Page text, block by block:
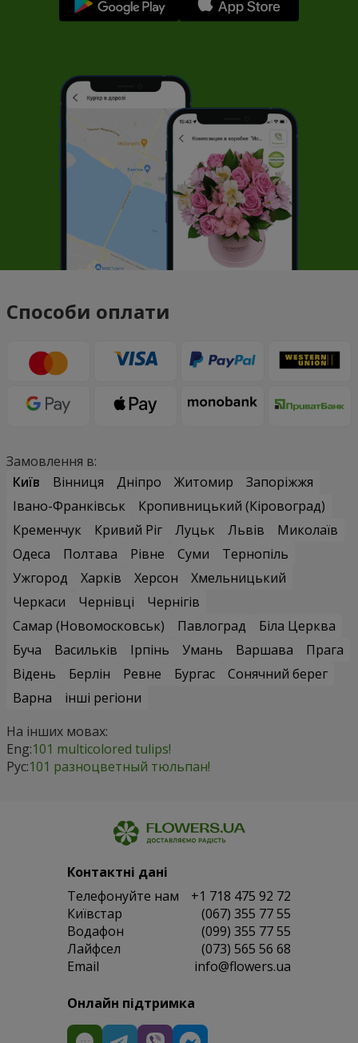
Способи оплати
Замовлення в:
Київ
Вінниця Дніпро Житомир
Запоріжжя
Івано-Франківськ
Кропивницький (Кіровоград)
Кременчук
Кривий Ріг Луцьк Львів
Миколаїв
Одеса
Полтава Рівне Суми
Тернопіль
Ужгород
Харків Херсон
Хмельницький
Черкаси
Чернівці
Чернігів
Самар (Новомосковськ)
Павлоград
Біла Церква
Буча
Васильків Ірпінь Умань Варшава
Прага
Відень
Берлін Ревне Бургас
Сонячний берег
Варна
інші регіони
На інших мовах:
Eng:101 multicolored tulips!
Рус:101 разноцветный тюльпан!
Контактні дані
Телефонуйте нам
+1 718 475 92 72
Київстар
(067) 355 77 55
Водафон
(099) 355 77 55
Лайфсел
(073) 565 56 68
Email
info@flowers.ua
Онлайн підтримка